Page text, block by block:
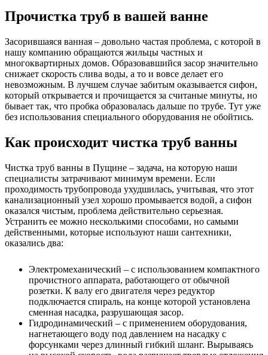
Прочистка труб в вашей ванне
Засорившаяся ванная – довольно частая проблема, с которой в
нашу компанию обращаются жильцы частных и
многоквартирных домов. Образовавшийся засор значительно
снижает скорость слива воды, а то и вовсе делает его
невозможным. В лучшем случае забитым оказывается сифон,
который открывается и прочищается за считаные минуты, но
бывает так, что пробка образовалась дальше по трубе. Тут уже
без использования специального оборудования не обойтись.
Как происходит чистка труб ванны
Чистка труб ванны в Пущине – задача, на которую наши
специалисты затрачивают минимум времени. Если
проходимость трубопровода ухудшилась, учитывая, что этот
канализационный узел хорошо промывается водой, а сифон
оказался чистым, проблема действительно серьезная.
Устранить ее можно несколькими способами, но самыми
действенными, которые используют наши сантехники,
оказались два:
Электромеханический – с использованием компактного
прочистного аппарата, работающего от обычной
розетки. К валу его двигателя через редуктор
подключается спираль, на конце которой установлена
сменная насадка, разрушающая засор.
Гидродинамический – с применением оборудования,
нагнетающего воду под давлением на насадку с
форсунками через длинный гибкий шланг. Вырываясь